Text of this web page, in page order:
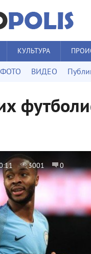
КУЛЬТУРА
ФОТО ВИДЕО
3001 0